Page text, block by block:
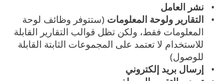
نشر العامل
التقارير ولوحة المعلومات (ستتوفر وظائف لوحة
المعلومات فقط، ولكن تظل قوالب التقارير القابلة
للاستخدام لا تعتمد على المجموعات الثابتة القابلة
للوصول)
إرسال بريد إلكتروني